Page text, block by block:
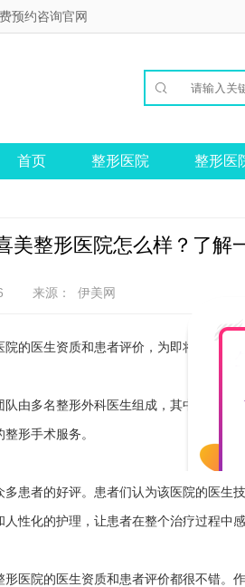
预约咨询官网

首页 整形医院 整形医
美整形医院怎么样？了解
来源： 伊美网
的医生资质和患者评价，为即将前往该
队由多名整形外科医生组成，其中有多
形手术服务。
多患者的好评。患者们认为该医院的医
性化的护理，让患者在整个治疗过程中感
医院的医生资质和患者评价都很不错。